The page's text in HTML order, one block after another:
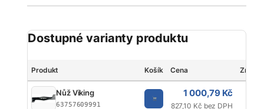
Dostupné varianty produktu
Produkt Košík Cena
Nůž Viking
63757609991
1 000,79 Kč
827,10 Kč bez DPH